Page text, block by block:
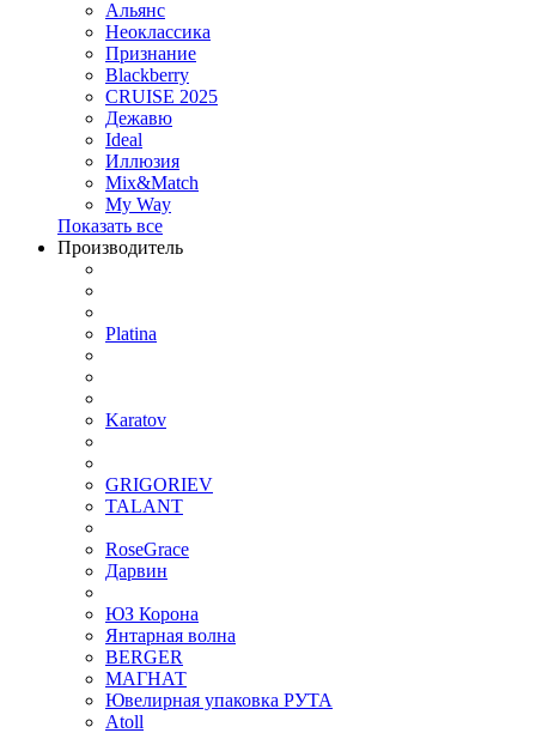
Альянс
Неоклассика
Признание
Blackberry
CRUISE 2025
Дежавю
Ideal
Иллюзия
Mix&Match
My Way
Показать все
Производитель
Platina
Karatov
GRIGORIEV
TALANT
RoseGrace
Дарвин
ЮЗ Корона
Янтарная волна
BERGER
МАГНАТ
Ювелирная упаковка РУТА
Atoll